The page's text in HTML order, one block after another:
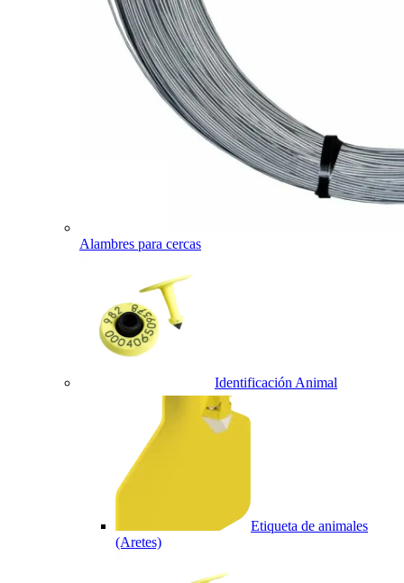
Alambres para cercas
Identificación Animal
Etiqueta de animales
(Aretes)